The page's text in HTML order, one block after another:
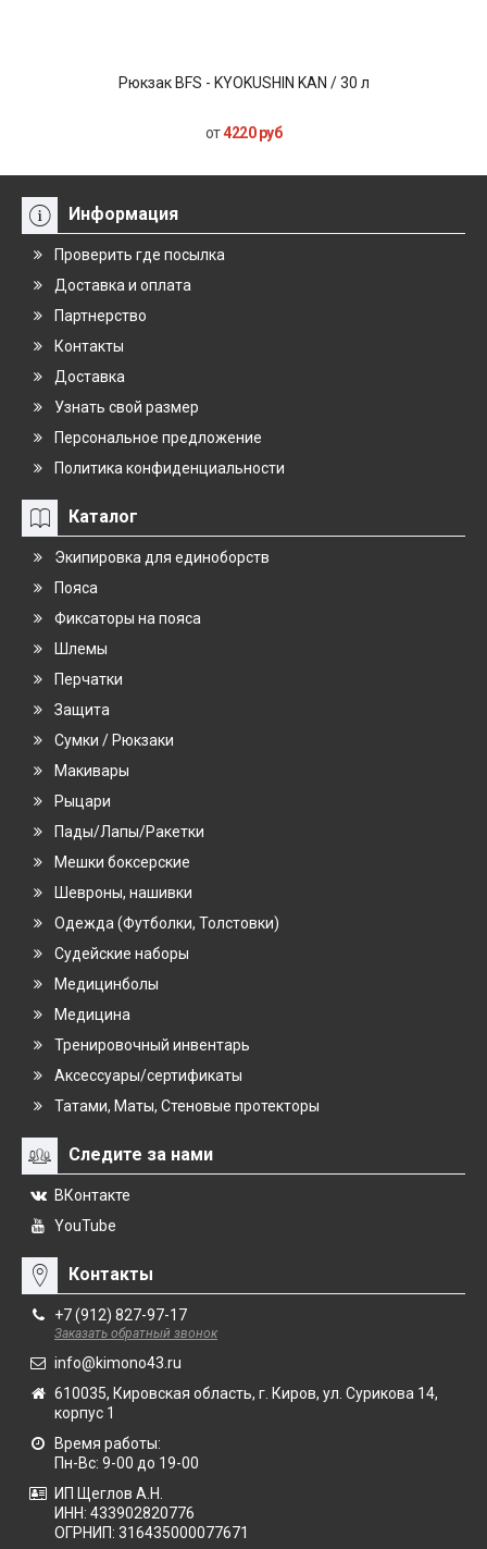
Рюкзак BFS - KYOKUSHIN KAN / 30 л
от4220 руб
Информация
Проверить где посылка
Доставка и оплата
Партнерство
Контакты
Доставка
Узнать свой размер
Персональное предложение
Политика конфиденциальности
Каталог
Экипировка для единоборств
Пояса
Фиксаторы на пояса
Шлемы
Перчатки
Защита
Сумки / Рюкзаки
Макивары
Рыцари
Пады/Лапы/Ракетки
Мешки боксерские
Шевроны, нашивки
Одежда (Футболки, Толстовки)
Судейские наборы
Медицинболы
Медицина
Тренировочный инвентарь
Аксессуары/сертификаты
Татами, Маты, Стеновые протекторы
Следите за нами
ВКонтакте
YouTube
Контакты
+7 (912) 827-97-17
Заказать обратный звонок
info@kimono43.ru
610035, Кировская область, г. Киров, ул. Сурикова 14,
корпус 1
Время работы:
Пн-Вс: 9-00 до 19-00
ИП Щеглов А.Н.
ИНН: 433902820776
ОГРНИП: 316435000077671